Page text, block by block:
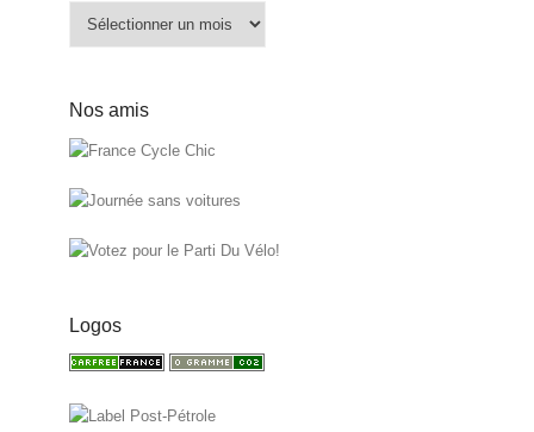
Nos amis
Logos